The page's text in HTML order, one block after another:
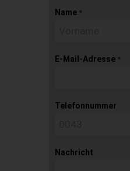
Name *
E-Mail-Adresse *
Telefonnummer
Nachricht